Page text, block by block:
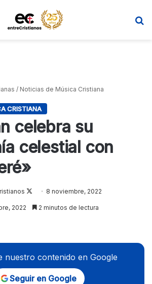
/ Noticias de Música Cristiana
CRISTIANA
celebra su
celestial con
Follow
on
8 noviembre, 2022
2022 2 minutos de lectura
nuestro contenido en Google
Seguir en Google